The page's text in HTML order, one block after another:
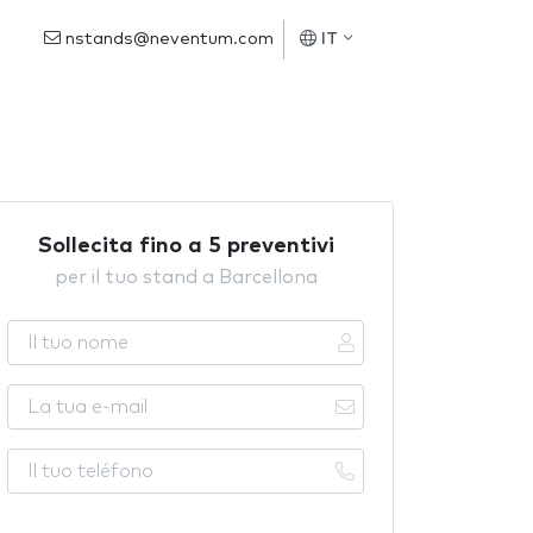
nstands@neventum.com IT
Sollecita fino a 5 preventivi
per il tuo stand a Barcellona